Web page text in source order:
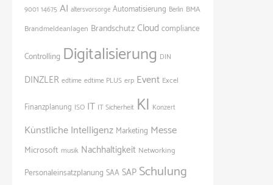
9001 14675 AI altersvorsorge Automatisierung Berlin BMA
Brandmeldeanlagen BrandschutzCloud compliance
Controlling Digitalisierung DIN
DINZLER edtime edtime PLUS erp Event Excel
Finanzplanung ISO IT IT Sicherheit KI Konzert
Künstliche Intelligenz Marketing Messe
Microsoft musik Nachhaltigkeit Networking
Personaleinsatzplanung SAASAP Schulung